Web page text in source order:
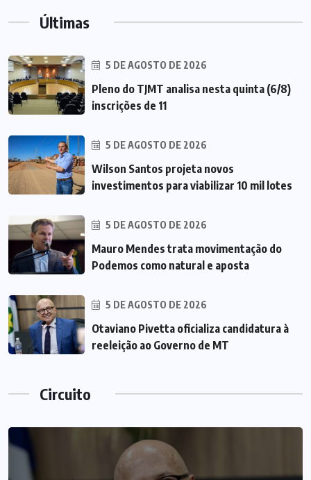
Últimas
5 DE AGOSTO DE 2026
Pleno do TJMT analisa nesta quinta (6/8)
inscrições de 11
5 DE AGOSTO DE 2026
Wilson Santos projeta novos
investimentos para viabilizar 10 mil lotes
5 DE AGOSTO DE 2026
Mauro Mendes trata movimentação do
Podemos como natural e aposta
5 DE AGOSTO DE 2026
Otaviano Pivetta oficializa candidatura à
reeleição ao Governo de MT
Circuito